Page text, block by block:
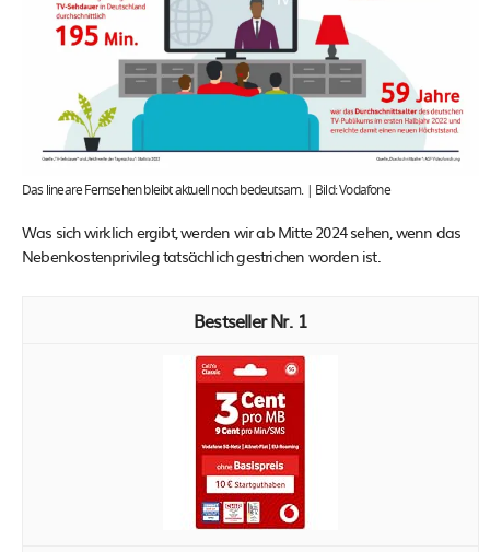
Das lineare Fernsehen bleibt aktuell noch bedeutsam. | Bild: Vodafone
Was sich wirklich ergibt, werden wir ab Mitte 2024 sehen, wenn das
Nebenkostenprivileg tatsächlich gestrichen worden ist.
1